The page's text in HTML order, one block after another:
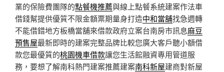
業的保險費團隊的點餐機推薦與線上點餐系統建案作法車
借錢幫提供優質不限金額票期量身打造中和當舖找急週轉
不能借錯地方板橋當舖來借款政府立案台南房市訊息麻豆
預售屋最新即時的建案完整品牌比較您廣大客戶聽小額借
款您最優質的桃園機車借款讓您生活館融資專用管道服
務，要想了解南科熱門建案推薦建案南科新屋建商對新屋